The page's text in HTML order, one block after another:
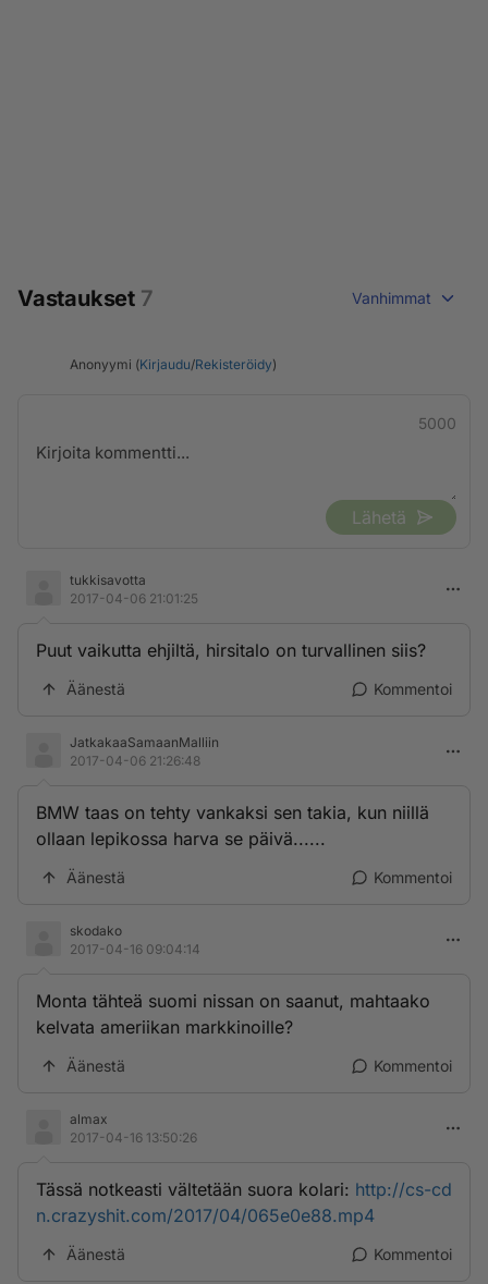
Vastaukset 7 Vanhimmat
Anonyymi (Kirjaudu/Rekisteröidy)
5000
Lähetä
tukkisavotta
2017-04-06 21:01:25
Puut vaikutta ehjiltä, hirsitalo on turvallinen siis?
Äänestä Kommentoi
JatkakaaSamaanMalliin
2017-04-06 21:26:48
BMW taas on tehty vankaksi sen takia, kun niillä
ollaan lepikossa harva se päivä......
Äänestä Kommentoi
skodako
2017-04-16 09:04:14
Monta tähteä suomi nissan on saanut, mahtaako
kelvata ameriikan markkinoille?
Äänestä Kommentoi
almax
2017-04-16 13:50:26
Tässä notkeasti vältetään suora kolari: http://cs-cd
n.crazyshit.com/2017/04/065e0e88.mp4
Äänestä Kommentoi